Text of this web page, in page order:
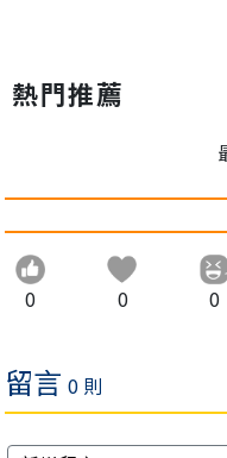
熱門推薦
0 0 0